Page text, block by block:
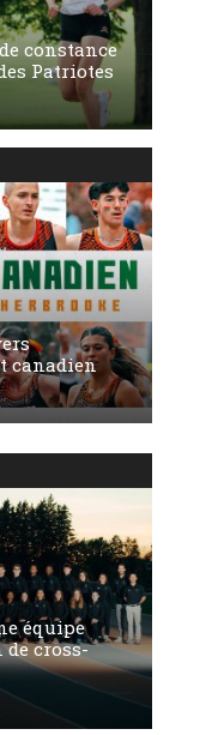
constance
Patriotes
canadien
équipe
cross-